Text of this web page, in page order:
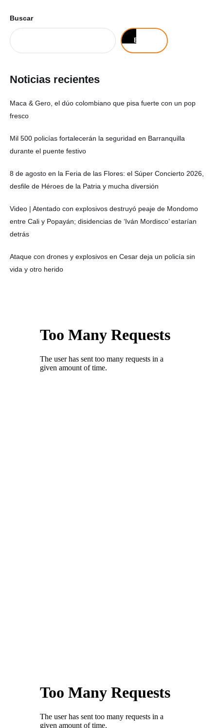
Buscar
Buscar
Noticias recientes
Maca & Gero, el dúo colombiano que pisa fuerte con un pop
fresco
Mil 500 policías fortalecerán la seguridad en Barranquilla
durante el puente festivo
8 de agosto en la Feria de las Flores: el Súper Concierto 2026,
desfile de Héroes de la Patria y mucha diversión
Video | Atentado con explosivos destruyó peaje de Mondomo
entre Cali y Popayán; disidencias de ‘Iván Mordisco’ estarían
detrás
Ataque con drones y explosivos en Cesar deja un policía sin
vida y otro herido